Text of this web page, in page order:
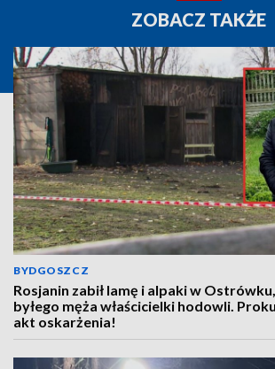
ZOBACZ TAKŻE
BYDGOSZCZ
Rosjanin zabił lamę i alpaki w
byłego męża właścicielki hodowli.
akt oskarżenia!